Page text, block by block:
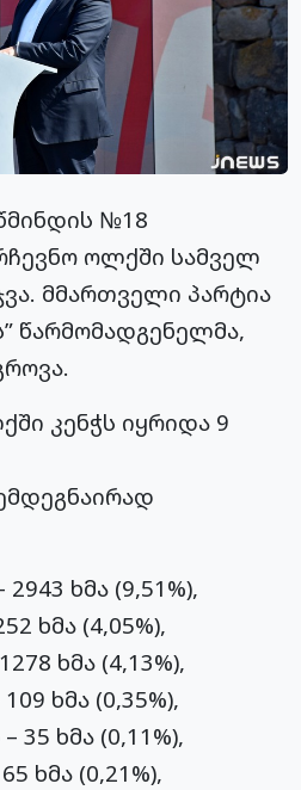
№18
ოლქში სამველ
მმართველი პარტია
წარმომადგენელმა,
კენჭს იყრიდა 9
ხმა (9,51%),
ხმა (4,05%),
ხმა (4,13%),
ხმა (0,35%),
ხმა (0,11%),
ხმა (0,21%),